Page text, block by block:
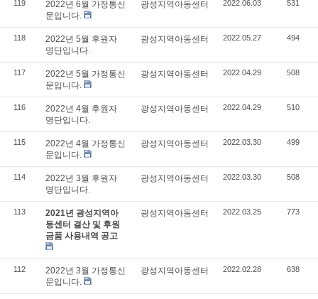
119
2022년 6월 가정통신
문입니다.
광성지역아동센터 2022.06.03 531
118
2022년 5월 후원자
명단입니다.
광성지역아동센터 2022.05.27 494
117
2022년 5월 가정통신
문입니다.
광성지역아동센터 2022.04.29 508
116
2022년 4월 후원자
명단입니다.
광성지역아동센터 2022.04.29 510
115
2022년 4월 가정통신
문입니다.
광성지역아동센터 2022.03.30 499
114
2022년 3월 후원자
명단입니다.
광성지역아동센터 2022.03.30 508
113
2021년 광성지역아
동센터 결산 및 후원
금품 사용내역 공고
광성지역아동센터 2022.03.25 773
112
2022년 3월 가정통신
문입니다.
광성지역아동센터 2022.02.28 638